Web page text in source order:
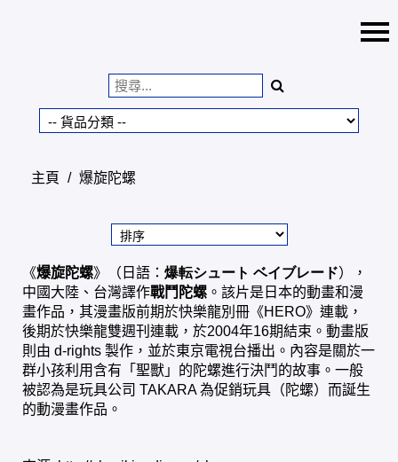
正版港日中玩具批發零
售
貨品分類
用戶
318toys@gmail.com
貨幣
語言
主頁 / 爆旋陀螺
《爆旋陀螺》（ 日語 ： 爆転シュート ベイブレード），
中國大陸、台灣譯作戰鬥陀螺 。該片是 日本的動畫和漫
畫作品，其漫畫版前期於快樂龍別冊《HERO》連載，
後期於快樂龍雙週刊連載，於2004年16期結束。動畫版
則由 d-rights 製作，並於東京電視台播出。內容是關於一
群小孩利用含有「聖獸」的 陀螺進行決鬥的故事。一般
被認為是玩具公司 TAKARA為促銷玩具 （ 陀螺）而誕生
的動漫畫作品。